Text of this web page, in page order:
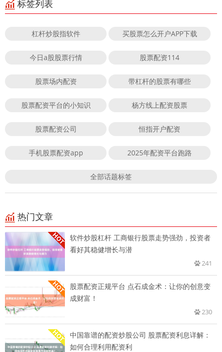
标签列表
杠杆炒股指软件 买股票怎么开户APP下载
今日a股股票行情 股票配资114
股票场内配资 带杠杆的股票有哪些
股票配资平台的小知识 杨方线上配资股票
股票配资公司 恒指开户配资
手机股票配资app 2025年配资平台跑路
全部话题标签
热门文章
软件炒股杠杆 工商银行股票走势强劲，投资者
看好其稳健增长与潜
241
股票配资正规平台 点石成金术：让你的创意变
成财富！
230
中国靠谱的配资炒股公司 股票配资利息详解：
如何合理利用配资利